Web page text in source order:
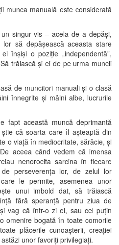
munca manuală este considerată
singur vis – acela de a depăși,
să depășească aceasta stare
înșiși o poziție „independentă”,
trăiască și ei de pe urma muncii
de muncitori manuali și o clasă
înnegrite și mâini albe, lucrurile
fapt această muncă deprimantă
că soarta care îl așteaptă din
o viață în mediocritate, sărăcie, și
aceea când vedem că imensa
nenorocita sarcina în fiecare
perseverența lor, de zelul lor
le permite, asemenea unor
unui imbold dat, să trăiască
fără speranță pentru ziua de
vag că într-o zi ei, sau cel puțin
omenire bogată în toate comorile
plăcerile cunoașterii, creației
unor favoriți privilegiați.